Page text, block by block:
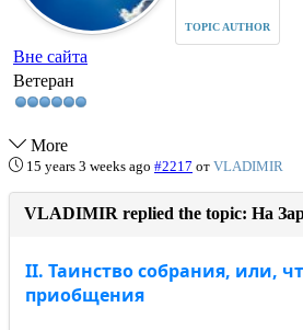
TOPIC AUTHOR
Вне сайта
Ветеран
More
15 years 3 weeks ago #2217 от VLADIMIR
VLADIMIR replied the topic: На
II. Таинство собрания, или,
приобщения